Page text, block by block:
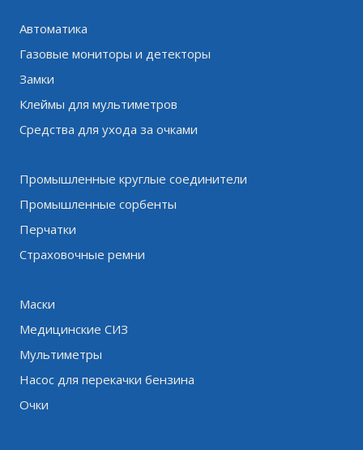
Автоматика
Газовые мониторы и детекторы
Замки
Клеймы для мультиметров
Средства для ухода за очками
Промышленные круглые соединители
Промышленные сорбенты
Перчатки
Страховочные ремни
Маски
Медицинские СИЗ
Мультиметры
Насос для перекачки бензина
Очки